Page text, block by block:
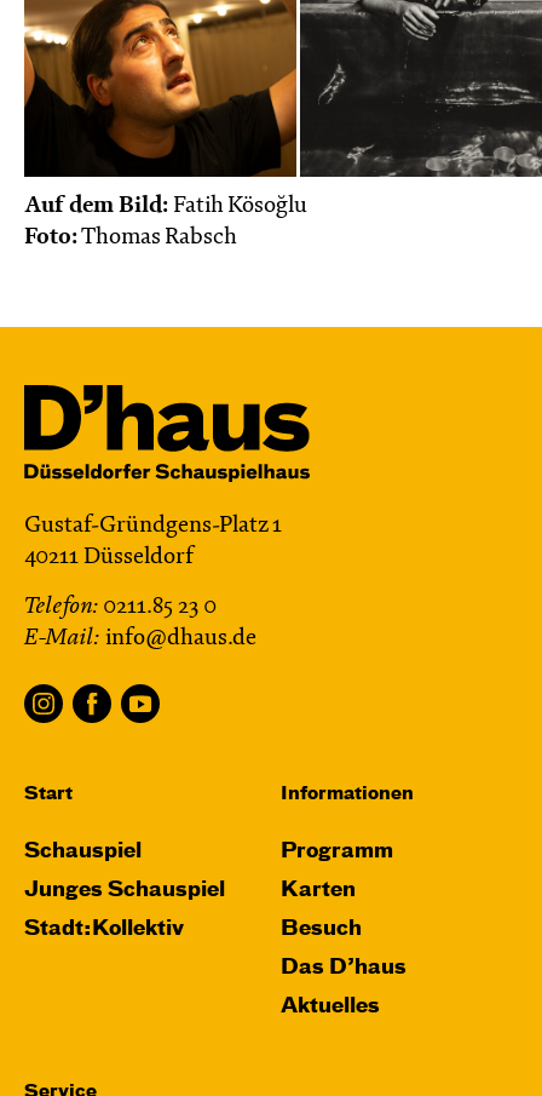
Auf dem Bild: Fatih Kösoğlu
Foto:Thomas Rabsch
Gustaf-Gründgens-Platz 1
40211 Düsseldorf
Telefon: 0211.85 23 0
E-Mail: info@dhaus.de
Start
Schauspiel
Junges Schauspiel
Stadt:Kollektiv
Informationen
Programm
Karten
Besuch
Das D’haus
Aktuelles
Service